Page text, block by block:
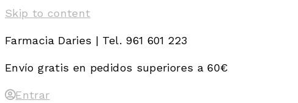
Skip to content
Farmacia Daries | Tel. 961 601 223
Envío gratis en pedidos superiores a 60€
Entrar